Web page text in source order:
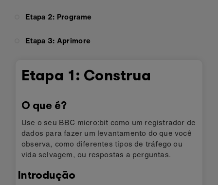
Etapa 2: Programe
Etapa 3: Aprimore
Etapa 1: Construa
O que é?
Use o seu BBC micro:bit como um registrador de
dados para fazer um levantamento do que você
observa, como diferentes tipos de tráfego ou
vida selvagem, ou respostas a perguntas.
Introdução